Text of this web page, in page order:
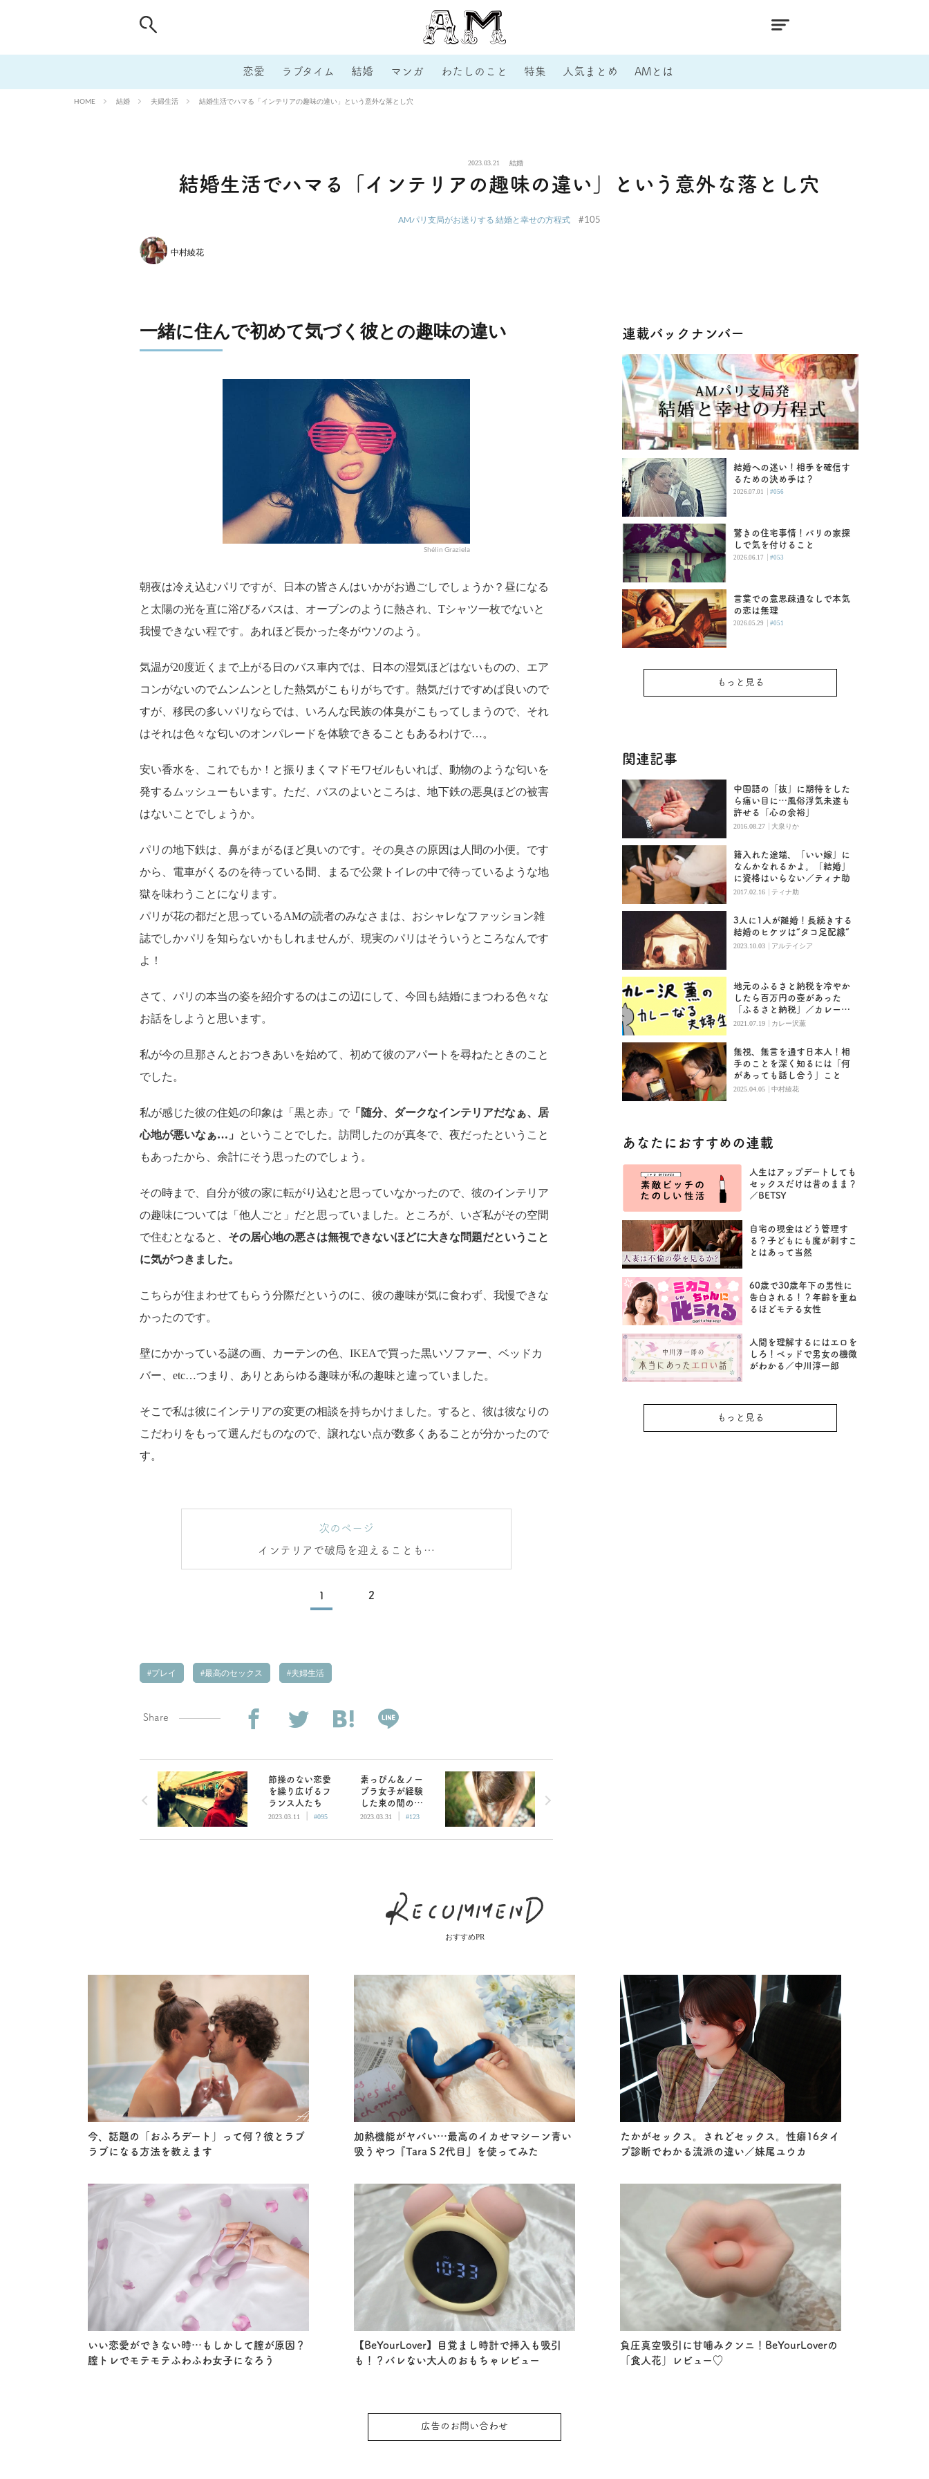
恋愛 ラブタイム 結婚 マンガ わたしのこと 特集 人気まとめ AMとは
HOME 結婚 夫婦生活 結婚生活でハマる「インテリアの趣味の違い」という意外な落とし穴
2023.03.21 結婚
結婚生活でハマる「インテリアの趣味の違い」という意外な落とし穴
AMパリ支局がお送りする 結婚と幸せの方程式 #105
中村綾花
一緒に住んで初めて気づく彼との趣味の違い
Shélin Graziela
朝夜は冷え込むパリですが、日本の皆さんはいかがお過ごしでしょうか？昼になる
と太陽の光を直に浴びるバスは、オーブンのように熱され、Tシャツ一枚でないと
我慢できない程です。あれほど長かった冬がウソのよう。
気温が20度近くまで上がる日のバス車内では、日本の湿気ほどはないものの、エア
コンがないのでムンムンとした熱気がこもりがちです。熱気だけですめば良いので
すが、移民の多いパリならでは、いろんな民族の体臭がこもってしまうので、それ
はそれは色々な匂いのオンパレードを体験できることもあるわけで…。
安い香水を、これでもか！と振りまくマドモワゼルもいれば、動物のような匂いを
発するムッシューもいます。ただ、バスのよいところは、地下鉄の悪臭ほどの被害
はないことでしょうか。
パリの地下鉄は、鼻がまがるほど臭いのです。その臭さの原因は人間の小便。です
から、電車がくるのを待っている間、まるで公衆トイレの中で待っているような地
獄を味わうことになります。
パリが花の都だと思っているAMの読者のみなさまは、おシャレなファッション雑
誌でしかパリを知らないかもしれませんが、現実のパリはそういうところなんです
よ！
さて、パリの本当の姿を紹介するのはこの辺にして、今回も結婚にまつわる色々な
お話をしようと思います。
私が今の旦那さんとおつきあいを始めて、初めて彼のアパートを尋ねたときのこと
でした。
私が感じた彼の住処の印象は「黒と赤」で 「随分、ダークなインテリアだなぁ、居
心地が悪いなぁ…」
ということでした。訪問したのが真冬で、夜だったということ
もあったから、余計にそう思ったのでしょう。
その時まで、自分が彼の家に転がり込むと思っていなかったので、彼のインテリア
の趣味については「他人ごと」だと思っていました。ところが、いざ私がその空間
で住むとなると、 その居心地の悪さは無視できないほどに大きな問題だということ
に気がつきました。
こちらが住まわせてもらう分際だというのに、彼の趣味が気に食わず、我慢できな
かったのです。
壁にかかっている謎の画、カーテンの色、IKEAで買った黒いソファー、ベッドカ
バー、etc…つまり、ありとあらゆる趣味が私の趣味と違っていました。
そこで私は彼にインテリアの変更の相談を持ちかけました。すると、彼は彼なりの
こだわりをもって選んだものなので、譲れない点が数多くあることが分かったので
す。
次のページ
インテリアで破局を迎えることもあ
る！？
1 2
プレイ 最高のセックス 夫婦生活
Share
節操のない恋愛
を繰り広げるフ
ランス人たち
2023.03.11 | #095
素っぴん＆ノー
ブラ女子が経験
した束の間の
「ゆるふわ女
2023.03.31 | #123
連載バックナンバー
結婚への迷い！相手を確信す
るための決め手は？
2026.07.01 | #056
驚きの住宅事情！パリの家探
しで気を付けること
2026.06.17 | #053
言葉での意思疎通なしで本気
の恋は無理
2026.05.29 | #051
もっと見る
関連記事
中国語の「抜」に期待をした
ら痛い目に…風俗浮気未遂も
許せる「心の余裕」
2016.08.27 | 大泉りか
籍入れた途端、「いい嫁」に
なんかなれるかよ。「結婚」
に資格はいらない／ティナ助
2017.02.16 | ティナ助
3人に1人が離婚！長続きする
結婚のヒケツは“タコ足配線”
2023.10.03 | アルテイシア
地元のふるさと納税を冷やか
したら百万円の壺があった
「ふるさと納税」／カレー沢
薫
2021.07.19 | カレー沢薫
無視、無言を通す日本人！相
手のことを深く知るには「何
があっても話し合う」こと
2025.04.05 | 中村綾花
あなたにおすすめの連載
人生はアップデートしても
セックスだけは昔のまま？
／BETSY
自宅の現金はどう管理す
る？子どもにも魔が刺すこ
とはあって当然
60歳で30歳年下の男性に
告白される！？年齢を重ね
るほどモテる女性
人間を理解するにはエロを
しろ！ベッドで男女の機微
がわかる／中川淳一郎
もっと見る
おすすめPR
今、話題の「おふろデート」って何？彼とラブ
ラブになる方法を教えます
加熱機能がヤバい…最高のイカせマシーン青い
吸うやつ『Tara S 2代目』を使ってみた
たかがセックス。されどセックス。性癖16タイ
プ診断でわかる流派の違い／妹尾ユウカ
いい恋愛ができない時…もしかして膣が原因？
膣トレでモテモテふわふわ女子になろう
【BeYourLover】目覚まし時計で挿入も吸引
も！？バレない大人のおもちゃレビュー
負圧真空吸引に甘噛みクンニ！BeYourLoverの
「食人花」レビュー♡
広告のお問い合わせ